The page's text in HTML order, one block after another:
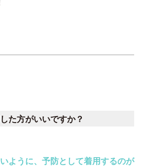
た方がいいですか？
ように、予防として着用するのが